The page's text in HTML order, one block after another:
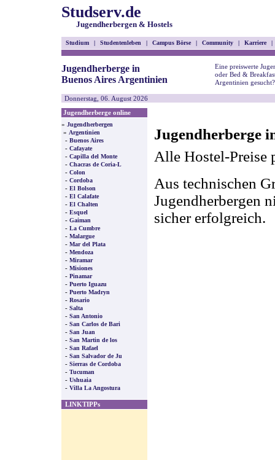
Studserv.de
Jugendherbergen & Hostels
Studium | Studentenleben | Campus Börse | Community | Karriere |
Jugendherberge in
Buenos Aires Argentinien
Eine preiswerte
oder Bed &
Argentinien gesucht?
Donnerstag, 06. August 2026
Jugendherberge online
» Jugendherbergen
» Argentinien
- Buenos Aires
- Cafayate
- Capilla del Monte
- Chacras de Coria-L
- Colon
- Cordoba
- El Bolson
- El Calafate
- El Chalten
- Esquel
- Gaiman
- La Cumbre
- Malargue
- Mar del Plata
- Mendoza
- Miramar
- Misiones
- Pinamar
- Puerto Iguazu
- Puerto Madryn
- Rosario
- Salta
- San Antonio
- San Carlos de Bari
- San Juan
- San Martin de los
- San Rafael
- San Salvador de Ju
- Sierras de Cordoba
- Tucuman
- Ushuaia
- Villa La Angostura
LINKTIPPs
Jugendherberge
Alle Hostel-Preise
Aus technischen
Jugendherbergen
sicher erfolgreich.